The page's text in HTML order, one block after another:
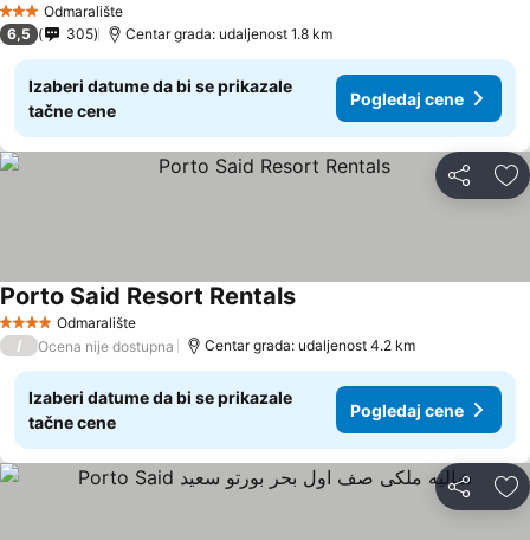
3 ZvezdiceOdmaralište
6,5 305 Centar grada: udaljenost 1.8 km
Izaberi datume da bi se prikazale
tačne cene
Pogledaj cene
Deli
4 ZvezdiceOdmaralište
Porto Said Resort Rentals
/ Ocena nije dostupna Centar grada: udaljenost 4.2 km
Izaberi datume da bi se prikazale
tačne cene
Pogledaj cene
Deli